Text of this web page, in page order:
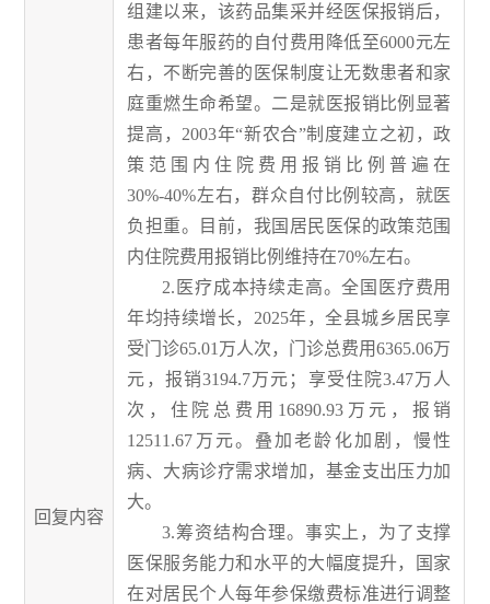
回复内容
组建以来，该药品集采并经医保报销后，
患者每年服药的自付费用降低至6000元左
右，不断完善的医保制度让无数患者和家
庭重燃生命希望。二是就医报销比例显著
提高，2003年“新农合”制度建立之初，政
策范围内住院费用报销比例普遍在
30%-40%左右，群众自付比例较高，就医
负担重。目前，我国居民医保的政策范围
内住院费用报销比例维持在70%左右。
2.医疗成本持续走高。全国医疗费用
年均持续增长，2025年，全县城乡居民享
受门诊65.01万人次，门诊总费用6365.06万
元，报销3194.7万元；享受住院3.47万人
次，住院总费用16890.93万元，报销
12511.67万元。叠加老龄化加剧，慢性
病、大病诊疗需求增加，基金支出压力加
大。
3.筹资结构合理。事实上，为了支撑
医保服务能力和水平的大幅度提升，国家
在对居民个人每年参保缴费标准进行调整